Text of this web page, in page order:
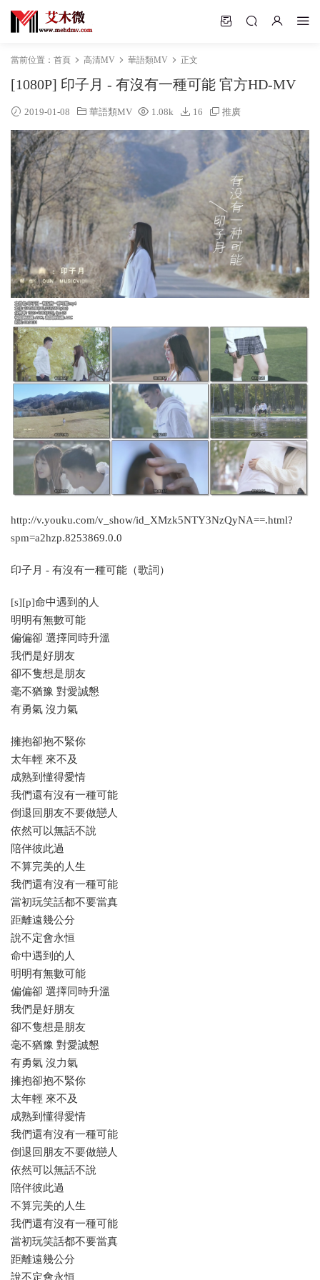
當前位置： 首頁 高清MV 華語類MV 正文
[1080P] 印子月 - 有沒有一種可能 官方HD-MV
2019-01-08 華語類MV 1.08k 16 推廣
http://v.youku.com/v_show/id_XMzk5NTY3NzQyNA==.html?
spm=a2hzp.8253869.0.0
印子月 - 有沒有一種可能（歌詞）
[s][p]命中遇到的人
明明有無數可能
偏偏卻 選擇同時升溫
我們是好朋友
卻不隻想是朋友
毫不猶豫 對愛誠懇
有勇氣 沒力氣
擁抱卻抱不緊你
太年輕 來不及
成熟到懂得愛情
我們還有沒有一種可能
倒退回朋友不要做戀人
依然可以無話不說
陪伴彼此過
不算完美的人生
我們還有沒有一種可能
當初玩笑話都不要當真
距離遠幾公分
說不定會永恒
命中遇到的人
明明有無數可能
偏偏卻 選擇同時升溫
我們是好朋友
卻不隻想是朋友
毫不猶豫 對愛誠懇
有勇氣 沒力氣
擁抱卻抱不緊你
太年輕 來不及
成熟到懂得愛情
我們還有沒有一種可能
倒退回朋友不要做戀人
依然可以無話不說
陪伴彼此過
不算完美的人生
我們還有沒有一種可能
當初玩笑話都不要當真
距離遠幾公分
說不定會永恒